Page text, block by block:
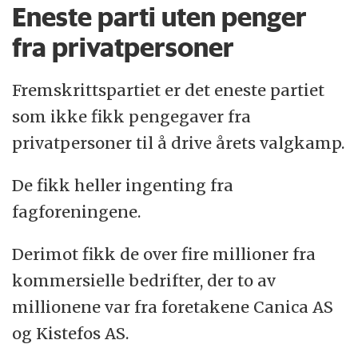
Eneste parti uten penger
fra privatpersoner
Fremskrittspartiet er det eneste partiet
som ikke fikk pengegaver fra
privatpersoner til å drive årets valgkamp.
De fikk heller ingenting fra
fagforeningene.
Derimot fikk de over fire millioner fra
kommersielle bedrifter, der to av
millionene var fra foretakene Canica AS
og Kistefos AS.